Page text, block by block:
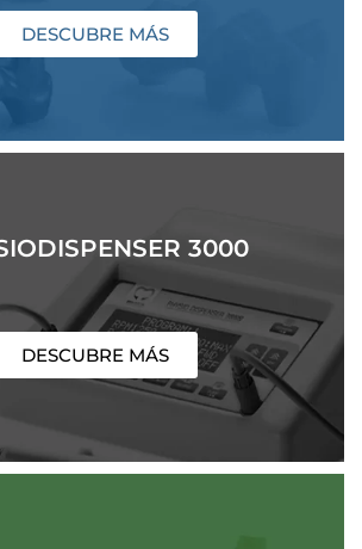
DESCUBRE MÁS
3000
DESCUBRE MÁS